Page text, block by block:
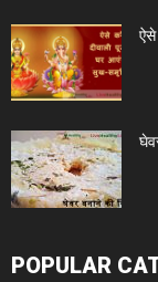
ऐसे
POPULAR